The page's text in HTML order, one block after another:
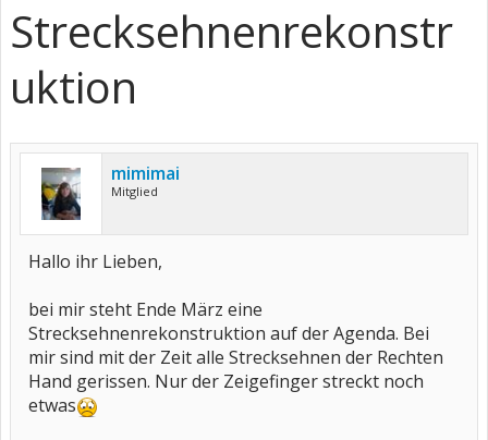
Strecksehnenrekonstr
uktion
mimimai
Mitglied
Hallo ihr Lieben,
bei mir steht Ende März eine
Strecksehnenrekonstruktion auf der Agenda. Bei
mir sind mit der Zeit alle Strecksehnen der Rechten
Hand gerissen. Nur der Zeigefinger streckt noch
etwas